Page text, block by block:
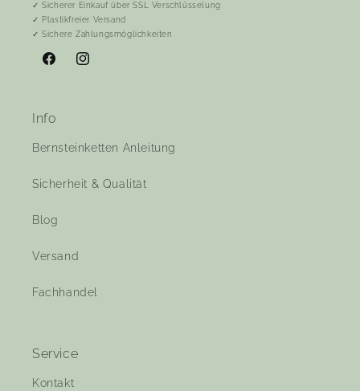
✓ Sicherer Einkauf über SSL Verschlüsselung
✓ Plastikfreier Versand
✓ Sichere Zahlungsmöglichkeiten
FacebookInstagram
Info
Bernsteinketten Anleitung
Sicherheit & Qualität
Blog
Versand
Fachhandel
Service
Kontakt